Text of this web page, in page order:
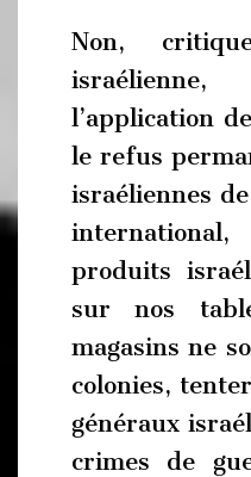
Non,
l’application
le refus
israéliennes
produits
sur nos
magasins ne
colonies,
généraux
crimes de